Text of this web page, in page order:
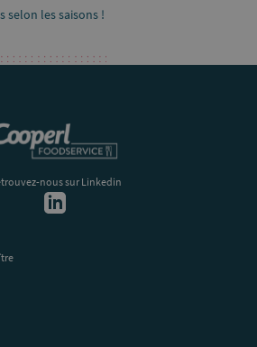
selon les saisons !
nous sur Linkedin